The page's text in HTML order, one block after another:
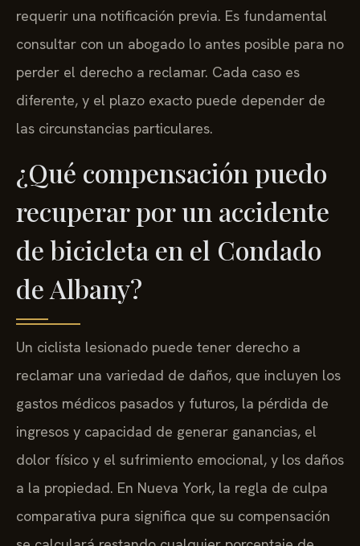
requerir una notificación previa. Es fundamental
consultar con un abogado lo antes posible para no
perder el derecho a reclamar. Cada caso es
diferente, y el plazo exacto puede depender de
las circunstancias particulares.
¿Qué compensación puedo
recuperar por un accidente
de bicicleta en el Condado
de Albany?
Un ciclista lesionado puede tener derecho a
reclamar una variedad de daños, que incluyen los
gastos médicos pasados y futuros, la pérdida de
ingresos y capacidad de generar ganancias, el
dolor físico y el sufrimiento emocional, y los daños
a la propiedad. En Nueva York, la regla de culpa
comparativa pura significa que su compensación